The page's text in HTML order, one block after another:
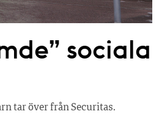
sociala
tar över från Securitas.